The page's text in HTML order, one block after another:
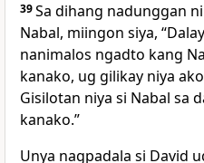
39Sa dihang nadunggan
Nabal, miingon siya,
nanimalos ngadto kang
kanako, ug gilikay niya
Gisilotan niya si Nabal sa
kanako.”
Unya nagpadala si David